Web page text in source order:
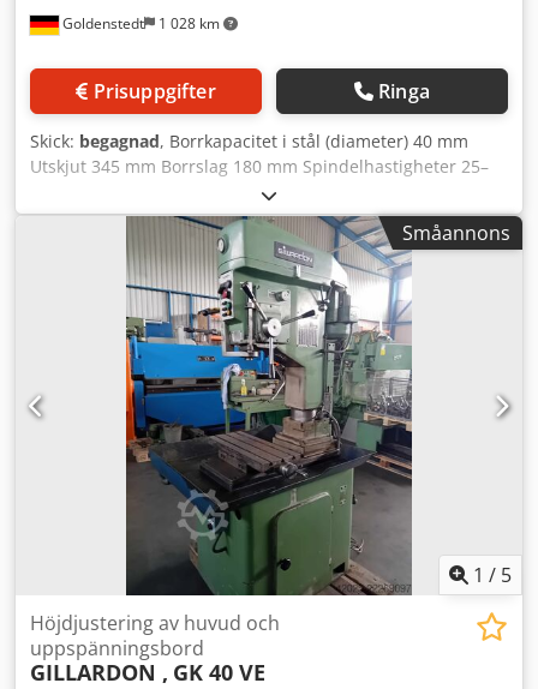
Goldenstedt 1 028 km
Prisuppgifter Ringa
Skick: begagnad, Borrkapacitet i stål (diameter) 40 mm
Utskjut 345 mm Borrslag 180 mm Spindelhastigheter 25–
640 varv/min Pelardiameter 180 mm Bordstorlek Ø ca 560
mm Spännarea Ø 445 mm Chodpox Iwgqefx Ad Ssa
Matningar 0,1; 0,2; 0,3 mm/varv Spindelupptagning MK 4
Maskinvikt ca 1 ton Mått ca 650 x 1000 x 2100 mm med
gängskärningsanordning Fotpedal med kylvätskeanordning
i foten Steglösa varvtal, 2 växellågssteg och 2
motorhastigheter
Småannons
1 / 5
Höjdjustering av huvud och
uppspänningsbord
GILLARDON , GK 40 VE